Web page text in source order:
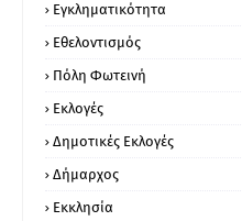
Εγκληματικότητα
Εθελοντισμός
Πόλη Φωτεινή
Εκλογές
Δημοτικές Εκλογές
Δήμαρχος
Εκκλησία